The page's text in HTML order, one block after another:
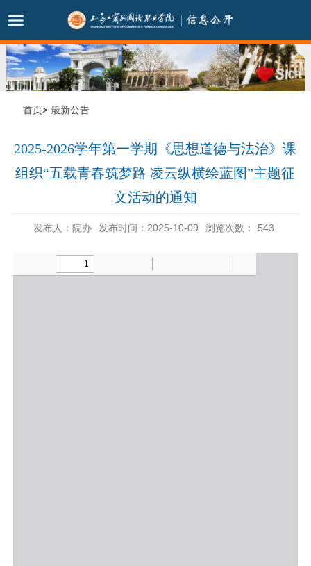
首页 最新公告
2025-2026学年第一学期《思想道德与法治》课
组织“五载青春筑梦路 凌云纵横绘蓝图”主题征
文活动的通知
发布人：院办 发布时间：2025-10-09 浏览次数： 543